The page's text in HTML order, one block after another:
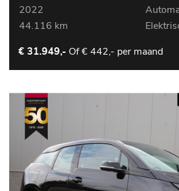
2022
44.116 km
€ 31.949,- Of€ 442,- per maand